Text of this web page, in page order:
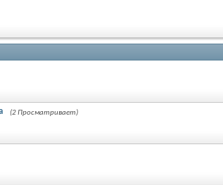
(2 Просматривает)